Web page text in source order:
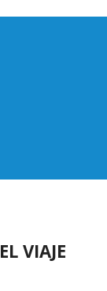
VIAJE